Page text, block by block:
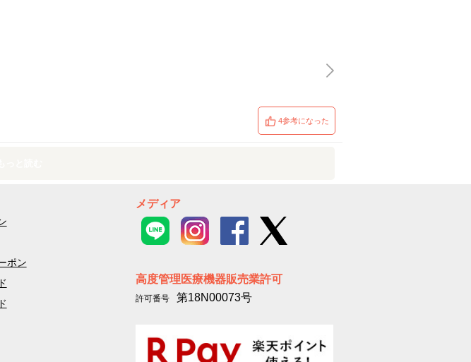
4参考になった
ポン
メディア
高度管理医療機器販売業許可
許可番号 第18N00073号